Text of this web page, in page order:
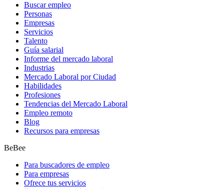
Buscar empleo
Personas
Empresas
Servicios
Talento
Guía salarial
Informe del mercado laboral
Industrias
Mercado Laboral por Ciudad
Habilidades
Profesiones
Tendencias del Mercado Laboral
Empleo remoto
Blog
Recursos para empresas
BeBee
Para buscadores de empleo
Para empresas
Ofrece tus servicios